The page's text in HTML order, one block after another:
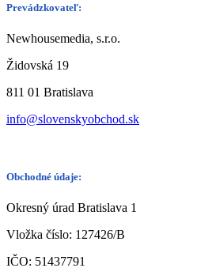
Prevádzkovateľ:
Newhousemedia, s.r.o.
Židovská 19
811 01 Bratislava
info@slovenskyobchod.sk
Obchodné údaje:
Okresný úrad Bratislava 1
Vložka číslo: 127426/B
IČO: 51437791